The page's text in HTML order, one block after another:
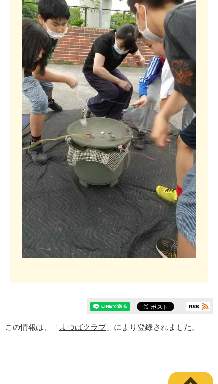
この情報は、「 よつばクラブ 」により登録されました。